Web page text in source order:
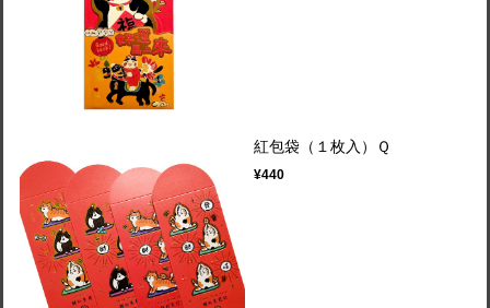
紅包袋（１枚入）Ｑ
¥440